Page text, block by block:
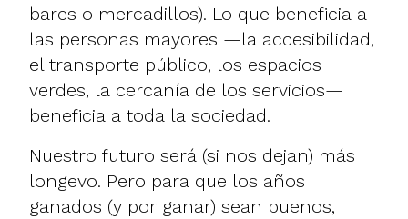
bares o mercadillos). Lo que beneficia a
las personas mayores —la accesibilidad,
el transporte público, los espacios
verdes, la cercanía de los servicios—
beneficia a toda la sociedad.
Nuestro futuro será (si nos dejan) más
longevo. Pero para que los años
ganados (y por ganar) sean buenos,